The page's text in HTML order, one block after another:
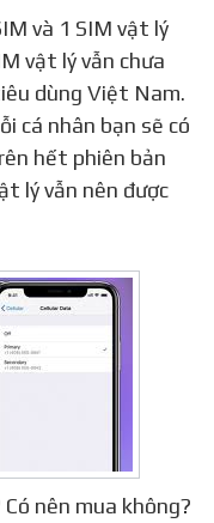
vật lý vẫn chưa
dùng Việt Nam.
cá nhân bạn sẽ có
hết phiên bản
lý vẫn nên được
nên mua không?